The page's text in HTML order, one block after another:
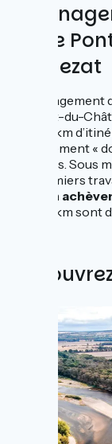
entre
Authezat
de Pont-du-
soit 27 km
déplacement «
en cours. Sous
les premiers
un
jour, 18 km sont